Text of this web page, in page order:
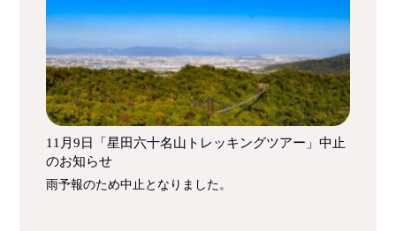
11月9日「星田六十名山トレッキングツアー」中止
のお知らせ
雨予報のため中止となりました。